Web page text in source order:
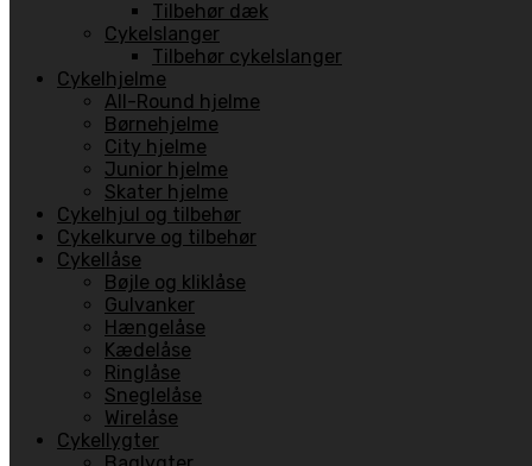
Tilbehør dæk
Cykelslanger
Tilbehør cykelslanger
Cykelhjelme
All-Round hjelme
Børnehjelme
City hjelme
Junior hjelme
Skater hjelme
Cykelhjul og tilbehør
Cykelkurve og tilbehør
Cykellåse
Bøjle og kliklåse
Gulvanker
Hængelåse
Kædelåse
Ringlåse
Sneglelåse
Wirelåse
Cykellygter